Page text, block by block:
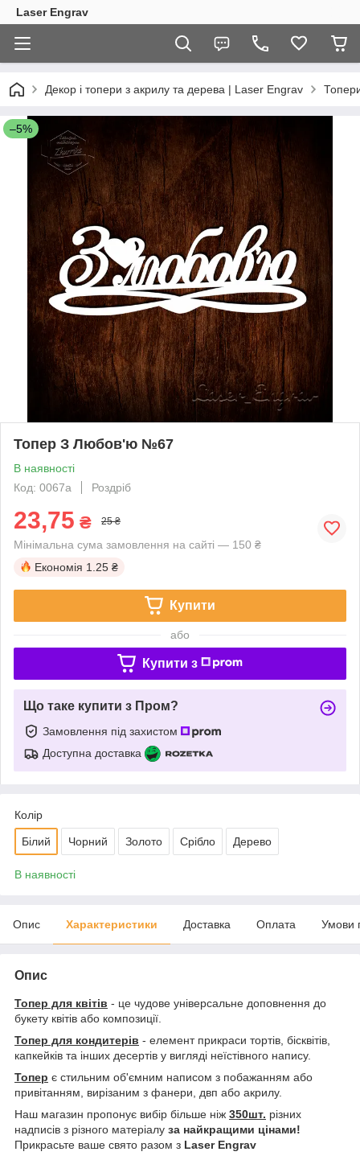
Laser Engrav
Декор і топери з акрилу та дерева | Laser Engrav
–5%
Топер З Любов'ю №67
В наявності
Код: 0067a
Роздріб
23,75 ₴ 25 ₴
Мінімальна сума замовлення на сайті — 150 ₴
Економія 1.25 ₴
Купити
або
Купити з
Що таке купити з Пром?
Замовлення під захистом
Доступна доставка
Колір
Білий Чорний Золото Срібло Дерево
В наявності
Опис Характеристики Доставка Оплата Умови
Опис
Топер для квітів - це чудове універсальне доповнення до
букету квітів або композиції.
Топер для кондитерів - елемент прикраси тортів, бісквітів,
капкейків та інших десертів у вигляді неїстівного напису.
Топер є стильним об'ємним написом з побажанням або
привітанням, вирізаним з фанери, двп або акрилу.
Наш магазин пропонує вибір більше ніж 350шт. різних
надписів з різного матеріалу за найкращими цінами!
Прикрасьте ваше свято разом з Laser Engrav